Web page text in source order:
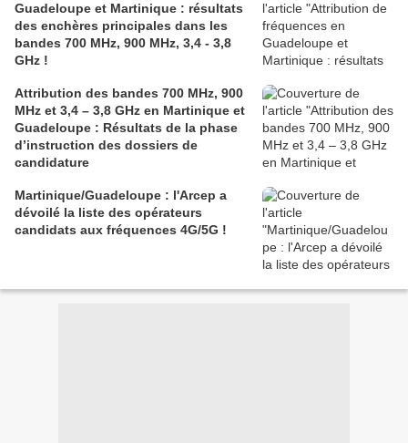
Guadeloupe et Martinique : résultats
des enchères principales dans les
bandes 700 MHz, 900 MHz, 3,4 - 3,8
GHz !
Attribution des bandes 700 MHz, 900
MHz et 3,4 – 3,8 GHz en Martinique et
Guadeloupe : Résultats de la phase
d’instruction des dossiers de
candidature
Martinique/Guadeloupe : l'Arcep a
dévoilé la liste des opérateurs
candidats aux fréquences 4G/5G !